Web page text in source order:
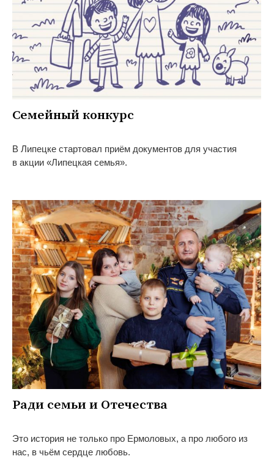
Семейный конкурс
В Липецке стартовал приём документов для участия
в акции «Липецкая семья».
Ради семьи и Отечества
Это история не только про Ермоловых, а про любого из
нас, в чьём сердце любовь.